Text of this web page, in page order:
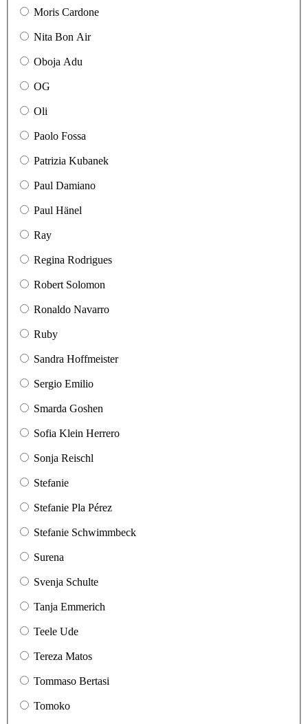
Moris Cardone
Nita Bon Air
Oboja Adu
OG
Oli
Paolo Fossa
Patrizia Kubanek
Paul Damiano
Paul Hänel
Ray
Regina Rodrigues
Robert Solomon
Ronaldo Navarro
Ruby
Sandra Hoffmeister
Sergio Emilio
Smarda Goshen
Sofia Klein Herrero
Sonja Reischl
Stefanie
Stefanie Pla Pérez
Stefanie Schwimmbeck
Surena
Svenja Schulte
Tanja Emmerich
Teele Ude
Tereza Matos
Tommaso Bertasi
Tomoko